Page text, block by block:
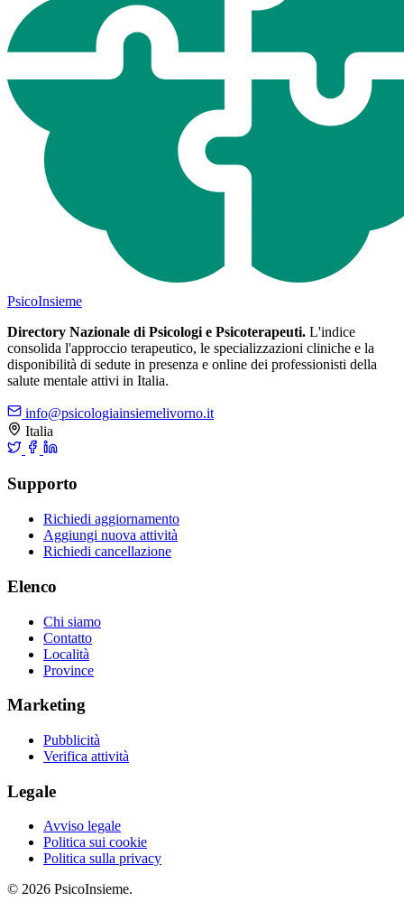
PsicoInsieme
Directory Nazionale di Psicologi e Psicoterapeuti. L'indice
consolida l'approccio terapeutico, le specializzazioni cliniche e la
disponibilità di sedute in presenza e online dei professionisti della
salute mentale attivi in Italia.
info@psicologiainsiemelivorno.it
Italia
Supporto
Richiedi aggiornamento
Aggiungi nuova attività
Richiedi cancellazione
Elenco
Chi siamo
Contatto
Località
Province
Marketing
Pubblicità
Verifica attività
Legale
Avviso legale
Politica sui cookie
Politica sulla privacy
© 2026 PsicoInsieme.